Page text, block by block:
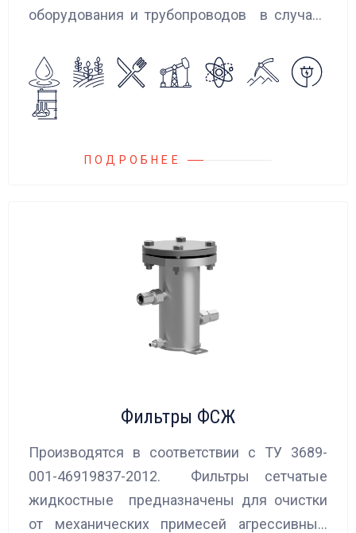
оборудования и трубопроводов в случаях
сброса среды в систему низкого давления.
ПОДРОБНЕЕ
Фильтры ФСЖ
Производятся в соответствии с ТУ 3689-
001-46919837-2012. Фильтры сетчатые
жидкостные предназначены для очистки
от механических примесей агрессивных,